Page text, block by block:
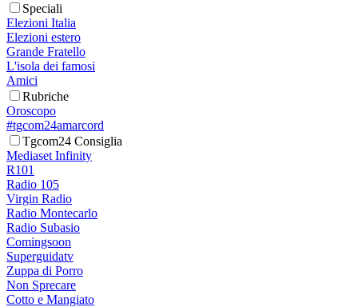
Speciali
Elezioni Italia
Elezioni estero
Grande Fratello
L'isola dei famosi
Amici
Rubriche
Oroscopo
#tgcom24amarcord
Tgcom24 Consiglia
Mediaset Infinity
R101
Radio 105
Virgin Radio
Radio Montecarlo
Radio Subasio
Comingsoon
Superguidatv
Zuppa di Porro
Non Sprecare
Cotto e Mangiato